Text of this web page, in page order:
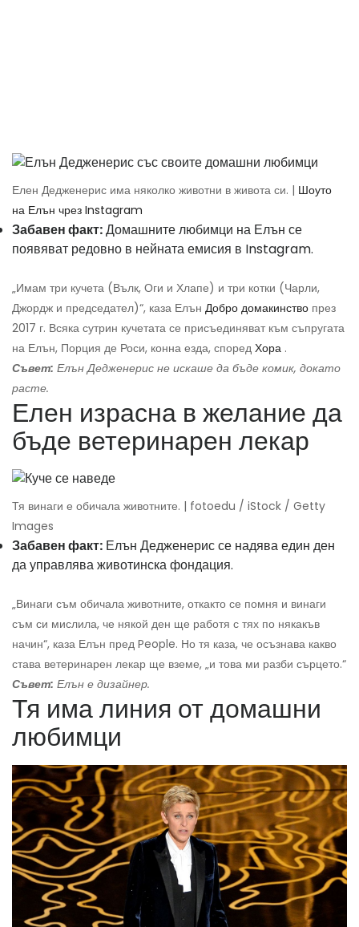
Елен Дедженерис има няколко животни в живота си. | Шоуто
на Елън чрез Instagram
Забавен факт:Домашните любимци на Елън се
появяват редовно в нейната емисия в Instagram.
„Имам три кучета (Вълк, Оги и Хлапе) и три котки (Чарли,
Джордж и председател)“, каза Елън Добро домакинство през
2017 г. Всяка сутрин кучетата се присъединяват към съпругата
на Елън, Порция де Роси, конна езда, според Хора .
Съвет: Елън Дедженерис не искаше да бъде комик, докато
расте.
Елен израсна в желание да
бъде ветеринарен лекар
Тя винаги е обичала животните. | fotoedu / iStock / Getty
Images
Забавен факт: Елън Дедженерис се надява един ден
да управлява животинска фондация.
„Винаги съм обичала животните, откакто се помня и винаги
съм си мислила, че някой ден ще работя с тях по някакъв
начин“, каза Елън пред People. Но тя каза, че осъзнава какво
става ветеринарен лекар ще вземе, „и това ми разби сърцето.“
Съвет: Елън е дизайнер.
Тя има линия от домашни
любимци